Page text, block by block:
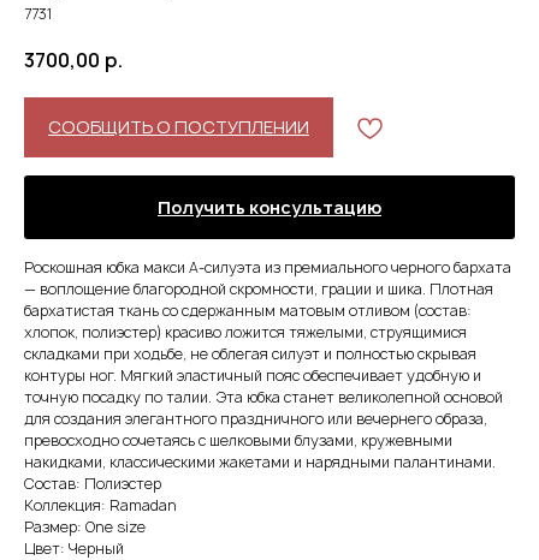
7731
3700,00 р.
СООБЩИТЬ О ПОСТУПЛЕНИИ
Получить консультацию
Роскошная юбка макси А-силуэта из премиального черного бархата
— воплощение благородной скромности, грации и шика. Плотная
бархатистая ткань со сдержанным матовым отливом (состав:
хлопок, полиэстер) красиво ложится тяжелыми, струящимися
складками при ходьбе, не облегая силуэт и полностью скрывая
контуры ног. Мягкий эластичный пояс обеспечивает удобную и
точную посадку по талии. Эта юбка станет великолепной основой
для создания элегантного праздничного или вечернего образа,
превосходно сочетаясь с шелковыми блузами, кружевными
накидками, классическими жакетами и нарядными палантинами.
Состав: Полиэстер
Коллекция: Ramadan
Размер: One size
Цвет: Черный